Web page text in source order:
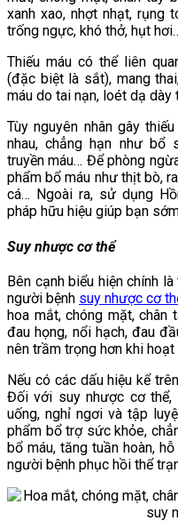
xanh xao, nhợt nhạt, rụng
trống ngực, khó thở, hụt
Thiếu máu có thể liên
(đặc biệt là sắt), mang
máu do tai nạn, loét dạ dày
Tùy nguyên nhân gây
nhau, chẳng hạn như bổ
truyền máu… Để phòng
phẩm bổ máu như thịt bò,
cá… Ngoài ra, sử dụng
pháp hữu hiệu giúp bạn
Suy nhược cơ thể
Bên cạnh biểu hiện chính
người bệnh suy nhược cơ
hoa mắt, chóng mặt, chân
đau họng, nổi hạch, đau
nên trầm trọng hơn khi
Nếu có các dấu hiệu kể
Đối với suy nhược cơ thể,
uống, nghỉ ngơi và tập
phẩm bổ trợ sức khỏe,
bổ máu, tăng tuần hoàn,
người bệnh phục hồi thể